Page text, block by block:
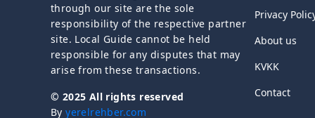
through our site are the sole
responsibility of the respective partner
site. Local Guide cannot be held
responsible for any disputes that may
arise from these transactions.
© 2025 All rights reserved
Byyerelrehber.com
Privacy
About us
KVKK
Contact